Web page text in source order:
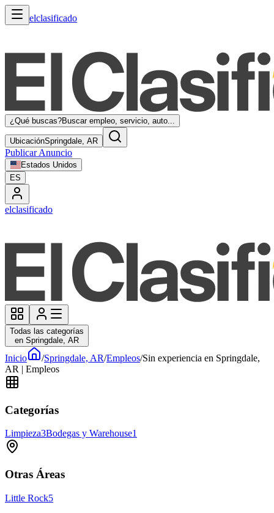
elclasificado
¿Qué buscas?Buscar empleo, servicio, auto...
UbicaciónSpringdale, AR
Publicar Anuncio
Estados Unidos
ES
elclasificado
Todas las categorías
en Springdale, AR
Inicio /Springdale, AR/Empleos/Sin experiencia en Springdale,
AR | Empleos
Categorías
Limpieza3Bodegas y Warehouse1
Otras Áreas
Little Rock5